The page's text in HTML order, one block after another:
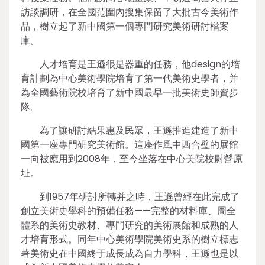
訪談調研，在全國范圍內搜集保留了大批古今美術作
品，樹立起了新中國第一個專門研究美術研討檔案
庫。
人才培育是王遜很是器重的任務，他design的培
育計劃為中心美術學院培育了第一代美術史學者，并
為全國藝術院校培育了新中國最早一批美術史師資步
隊。
為了讓研討結果惠及民眾，王遜推進建造了新中
國第一座專門研究美術館。這座作風中西合璧的展館
一向被應用到2008年，至今坐落在中心美院校尉營原
址。
到1957年研討所轉并之時，王遜曾經在此完成了
創立美術史學科的預備任務——完整的材料庫、周全
體系的美術史教材、專門研究的美術展館和成熟的人
才培育形式。同年中心美術學院美術史系的樹立標志
著美術史在中國終于成長成為自力學科，王遜也是以